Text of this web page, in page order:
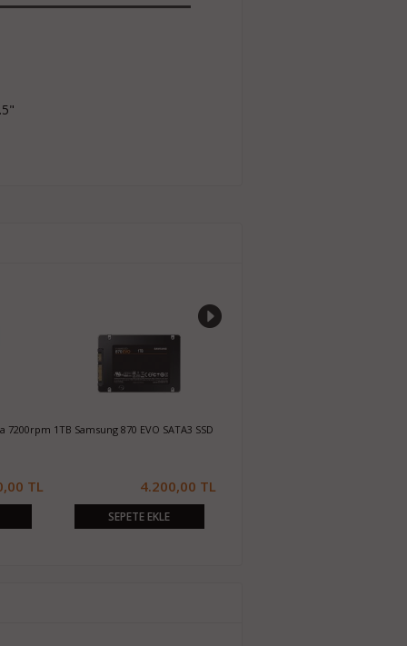
7200rpm
TL
1TB Samsung 870 EVO SATA3 SSD
4.200,00 TL
SEPETE EKLE